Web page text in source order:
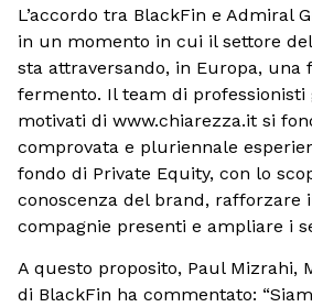
L’accordo tra BlackFin e Admiral
in un momento in cui il settore
sta attraversando, in Europa, una
fermento. Il team di professionisti
motivati di www.chiarezza.it si
comprovata e pluriennale
fondo di Private Equity, con lo
conoscenza del brand, rafforzare
compagnie presenti e ampliare i
A questo proposito, Paul Mizrahi,
di BlackFin ha commentato: